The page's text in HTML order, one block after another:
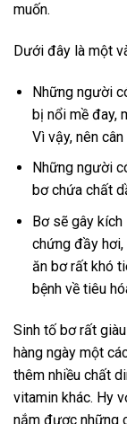
muốn.
Dưới đây là một
Những người
bị nổi mề đay,
Vì vậy, nên
Những người
bơ chứa chất
Bơ sẽ gây kích
chứng đầy
ăn bơ rất khó
bệnh về tiêu
Sinh tố bơ rất
hàng ngày một
thêm nhiều chất
vitamin khác. Hy
nắm được những